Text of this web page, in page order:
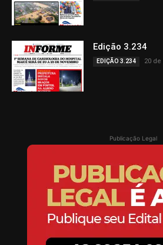
Edição 3.234
EDIÇÃO 3.234 20
Publicação Legal